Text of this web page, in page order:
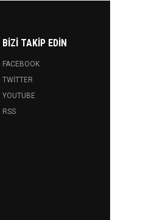
BIZI TAKIP EDIN
FACEBOOK
TWITTER
YOUTUBE
RSS